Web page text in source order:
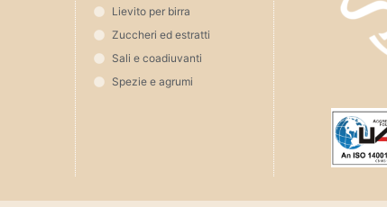
Lievito per birra
Zuccheri ed estratti
Sali e coadiuvanti
Spezie e agrumi